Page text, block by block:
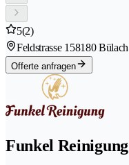
5(2)
Feldstrasse 158180 Bülach
Offerte anfragen
Funkel Reinigung